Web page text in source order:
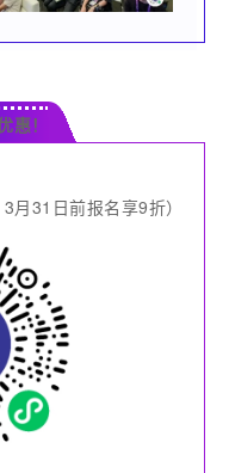
惠！
月31日前报名享9折）